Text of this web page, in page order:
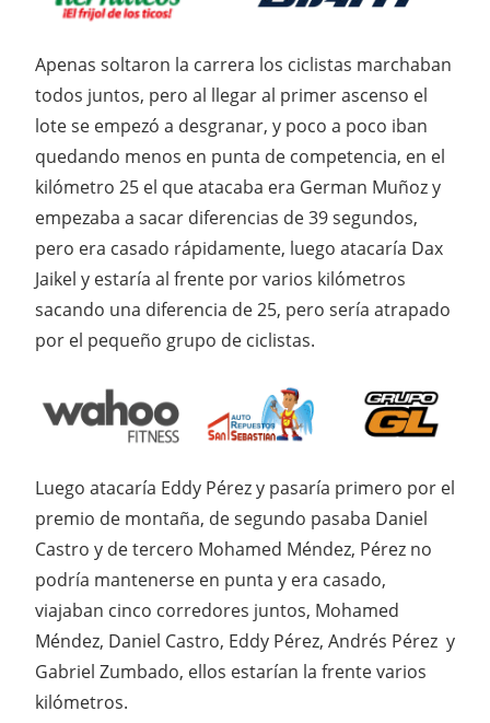
Apenas soltaron la carrera los ciclistas marchaban
todos juntos, pero al llegar al primer ascenso el
lote se empezó a desgranar, y poco a poco iban
quedando menos en punta de competencia, en el
kilómetro 25 el que atacaba era German Muñoz y
empezaba a sacar diferencias de 39 segundos,
pero era casado rápidamente, luego atacaría Dax
Jaikel y estaría al frente por varios kilómetros
sacando una diferencia de 25, pero sería atrapado
por el pequeño grupo de ciclistas.
Luego atacaría Eddy Pérez y pasaría primero por el
premio de montaña, de segundo pasaba Daniel
Castro y de tercero Mohamed Méndez, Pérez no
podría mantenerse en punta y era casado,
viajaban cinco corredores juntos, Mohamed
Méndez, Daniel Castro, Eddy Pérez, Andrés Pérez y
Gabriel Zumbado, ellos estarían la frente varios
kilómetros.